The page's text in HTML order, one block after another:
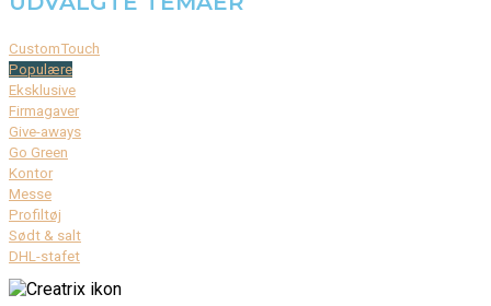
CustomTouch
Populære
Eksklusive
Firmagaver
Give-aways
Go Green
Kontor
Messe
Profiltøj
Sødt & salt
DHL-stafet